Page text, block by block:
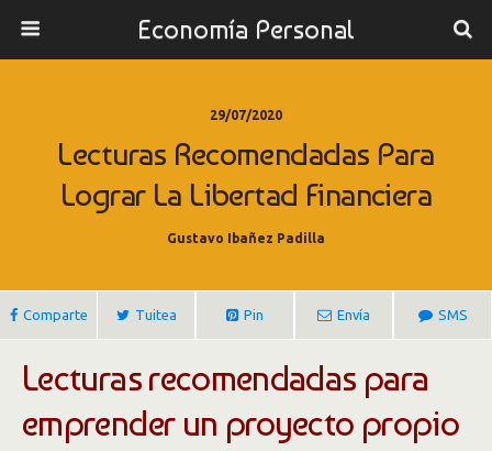
Economía Personal
29/07/2020
Lecturas Recomendadas Para
Lograr La Libertad Financiera
Gustavo Ibañez Padilla
Comparte Tuitea Pin Envía SMS
Lecturas recomendadas para
emprender un proyecto propio